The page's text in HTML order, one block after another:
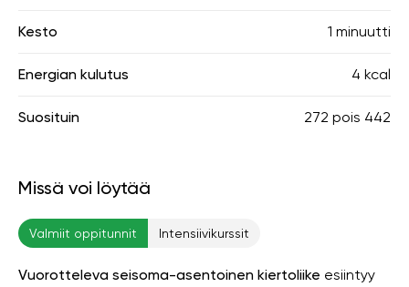
Kesto 1 minuutti
Energian kulutus 4 kcal
Suosituin 272 pois 442
Missä voi löytää
Valmiit oppitunnit Intensiivikurssit
Vuorotteleva seisoma-asentoinen kiertoliike esiintyy